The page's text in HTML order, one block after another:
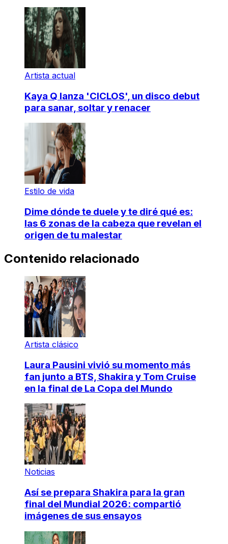
Artista actual
Kaya Q lanza 'CICLOS', un disco debut
para sanar, soltar y renacer
Estilo de vida
Dime dónde te duele y te diré qué es:
las 6 zonas de la cabeza que revelan el
origen de tu malestar
Contenido relacionado
Artista clásico
Laura Pausini vivió su momento más
fan junto a BTS, Shakira y Tom Cruise
en la final de La Copa del Mundo
Noticias
Así se prepara Shakira para la gran
final del Mundial 2026: compartió
imágenes de sus ensayos